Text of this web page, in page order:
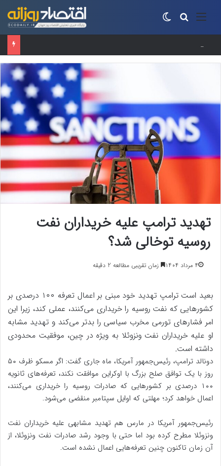
منو جستجو برای
تهدید ترامپ علیه خریداران نفت
روسیه توخالی شد؟
۴ مرداد ۱۴۰۴ زمان تقریبی مطالعه 2 دقیقه
بعید است ترامپ تهدید خود مبنی بر اعمال تعرفه ۱۰۰ درصدی بر
کشورهایی که نفت روسیه را خریداری می‌کنند، عملی کند، زیرا این
امر فشارهای تورمی مخرب سیاسی را بدتر می‌کند و تهدید مشابه
او علیه خریداران نفت ونزوئلا به ویژه در چین، موفقیت محدودی
داشته است.
دونالد ترامپ، رئیس‌جمهور آمریکا، ماه جاری گفت: اگر مسکو ظرف ۵۰
روز با یک توافق صلح بزرگ با اوکراین موافقت نکند، تعرفه‌های ثانویه
۱۰۰ درصدی بر کشورهایی که صادرات روسیه را خریداری می‌کنند،
اعمال خواهد کرد؛ مهلتی که اوایل سپتامبر منقضی می‌شود.
رئیس‌جمهور آمریکا در مارس هم تهدید مشابهی علیه خریداران نفت
ونزوئلا مطرح کرده بود اما حتی با وجود رشد صادرات نفت ونزوئلا، از
آن زمان تاکنون چنین تعرفه‌هایی اعمال نشده است.